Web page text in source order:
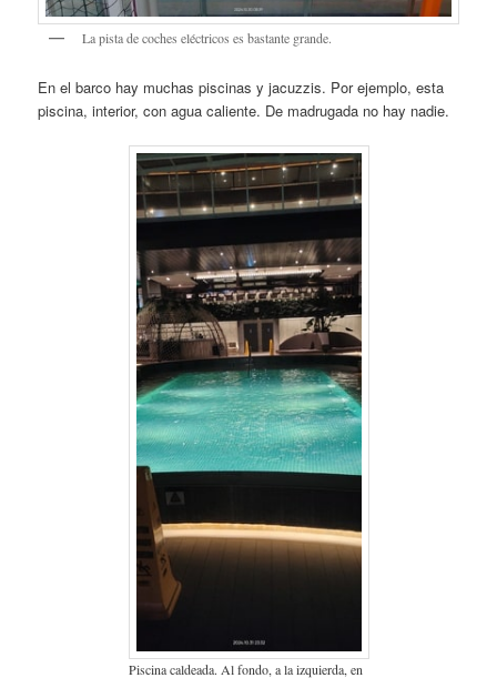
La pista de coches eléctricos es bastante grande.
En el barco hay muchas piscinas y jacuzzis. Por ejemplo, esta
piscina, interior, con agua caliente. De madrugada no hay nadie.
Piscina caldeada. Al fondo, a la izquierda, en